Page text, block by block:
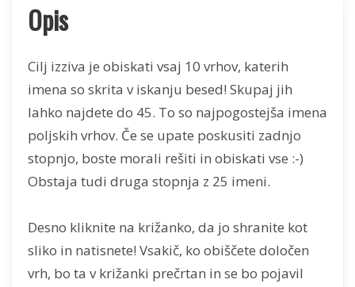
Opis
Cilj izziva je obiskati vsaj 10 vrhov, katerih
imena so skrita v iskanju besed! Skupaj jih
lahko najdete do 45. To so najpogostejša imena
poljskih vrhov. Če se upate poskusiti zadnjo
stopnjo, boste morali rešiti in obiskati vse :-)
Obstaja tudi druga stopnja z 25 imeni.
Desno kliknite na križanko, da jo shranite kot
sliko in natisnete! Vsakič, ko obiščete določen
vrh, bo ta v križanki prečrtan in se bo pojavil